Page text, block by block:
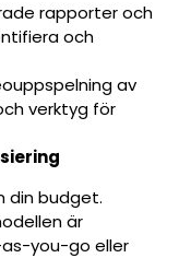
rapporter och
och
av
verktyg för
din budget.
är
you-go eller